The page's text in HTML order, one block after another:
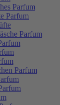
Parfum
Parfum
Parfum
Parfum